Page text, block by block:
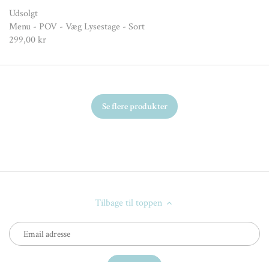
Udsolgt
Menu - POV - Væg Lysestage - Sort
299,00 kr
Se flere produkter
Tilbage til toppen